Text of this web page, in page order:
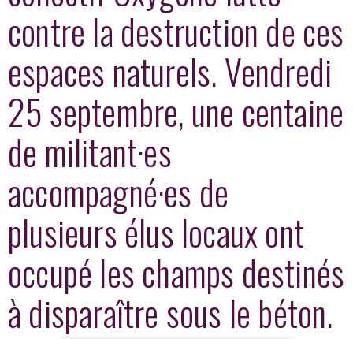
contre la destruction de ces
espaces naturels. Vendredi
25 septembre, une centaine
de militant·es
accompagné·es de
plusieurs élus locaux ont
occupé les champs destinés
à disparaître sous le béton.